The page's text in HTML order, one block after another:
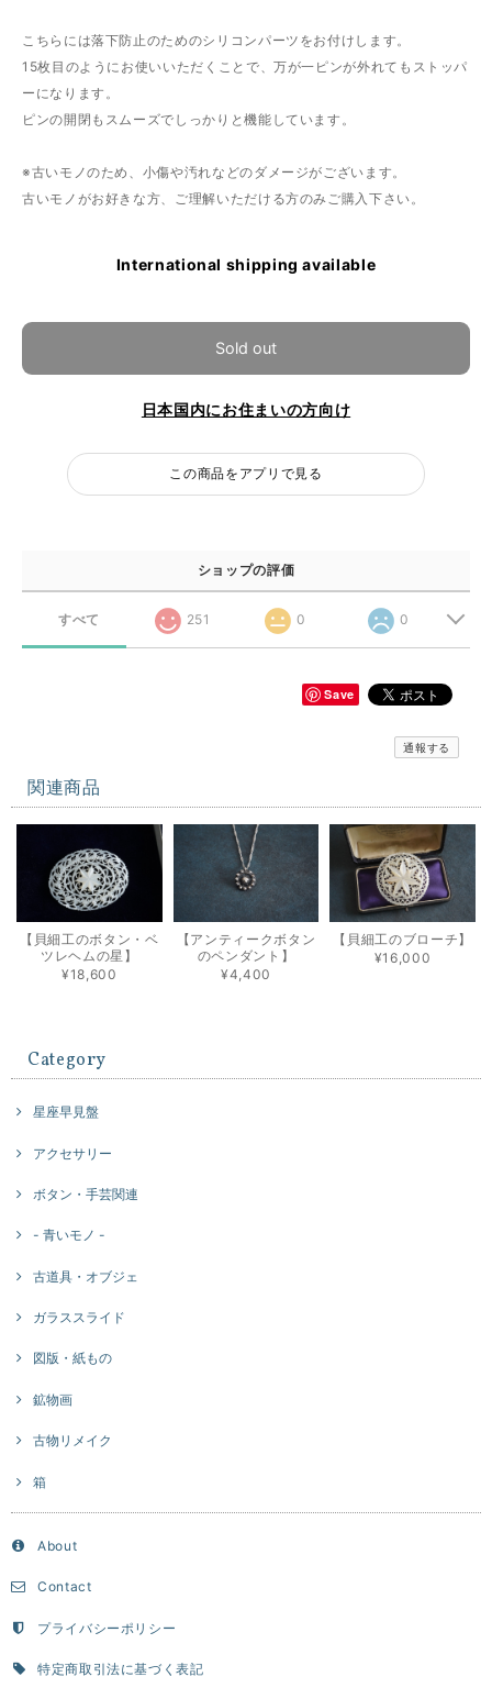
こちらには落下防止のためのシリコンパーツをお付けします。
15枚目のようにお使いいただくことで、万が一ピンが外れてもストッパ
ーになります。
ピンの開閉もスムーズでしっかりと機能しています。
※古いモノのため、小傷や汚れなどのダメージがございます。
古いモノがお好きな方、ご理解いただける方のみご購入下さい。
International shipping available
Sold out
日本国内にお住まいの方向け
この商品をアプリで見る
ショップの評価
すべて 251 0 0
Save
通報する
関連商品
【貝細工のボタン・ベ
ツレヘムの星】
¥18,600
【アンティークボタン
のペンダント】
¥4,400
【貝細工のブローチ】
¥16,000
Category
星座早見盤
アクセサリー
ボタン・手芸関連
- 青いモノ -
古道具・オブジェ
ガラススライド
図版・紙もの
鉱物画
古物リメイク
箱
About
Contact
プライバシーポリシー
特定商取引法に基づく表記